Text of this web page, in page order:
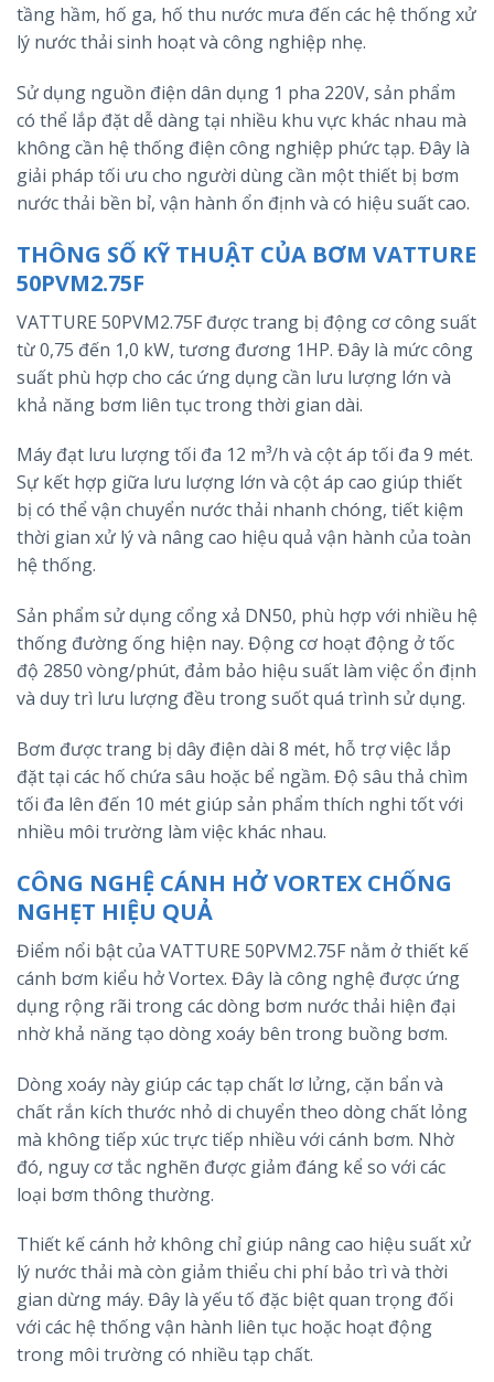
tầng hầm, hố ga, hố thu nước mưa đến các hệ thống xử
lý nước thải sinh hoạt và công nghiệp nhẹ.
Sử dụng nguồn điện dân dụng 1 pha 220V, sản phẩm
có thể lắp đặt dễ dàng tại nhiều khu vực khác nhau mà
không cần hệ thống điện công nghiệp phức tạp. Đây là
giải pháp tối ưu cho người dùng cần một thiết bị bơm
nước thải bền bỉ, vận hành ổn định và có hiệu suất cao.
THÔNG SỐ KỸ THUẬT CỦA BƠM VATTURE
50PVM2.75F
VATTURE 50PVM2.75F được trang bị động cơ công suất
từ 0,75 đến 1,0 kW, tương đương 1HP. Đây là mức công
suất phù hợp cho các ứng dụng cần lưu lượng lớn và
khả năng bơm liên tục trong thời gian dài.
Máy đạt lưu lượng tối đa 12 m³/h và cột áp tối đa 9 mét.
Sự kết hợp giữa lưu lượng lớn và cột áp cao giúp thiết
bị có thể vận chuyển nước thải nhanh chóng, tiết kiệm
thời gian xử lý và nâng cao hiệu quả vận hành của toàn
hệ thống.
Sản phẩm sử dụng cổng xả DN50, phù hợp với nhiều hệ
thống đường ống hiện nay. Động cơ hoạt động ở tốc
độ 2850 vòng/phút, đảm bảo hiệu suất làm việc ổn định
và duy trì lưu lượng đều trong suốt quá trình sử dụng.
Bơm được trang bị dây điện dài 8 mét, hỗ trợ việc lắp
đặt tại các hố chứa sâu hoặc bể ngầm. Độ sâu thả chìm
tối đa lên đến 10 mét giúp sản phẩm thích nghi tốt với
nhiều môi trường làm việc khác nhau.
CÔNG NGHỆ CÁNH HỞ VORTEX CHỐNG
NGHẸT HIỆU QUẢ
Điểm nổi bật của VATTURE 50PVM2.75F nằm ở thiết kế
cánh bơm kiểu hở Vortex. Đây là công nghệ được ứng
dụng rộng rãi trong các dòng bơm nước thải hiện đại
nhờ khả năng tạo dòng xoáy bên trong buồng bơm.
Dòng xoáy này giúp các tạp chất lơ lửng, cặn bẩn và
chất rắn kích thước nhỏ di chuyển theo dòng chất lỏng
mà không tiếp xúc trực tiếp nhiều với cánh bơm. Nhờ
đó, nguy cơ tắc nghẽn được giảm đáng kể so với các
loại bơm thông thường.
Thiết kế cánh hở không chỉ giúp nâng cao hiệu suất xử
lý nước thải mà còn giảm thiểu chi phí bảo trì và thời
gian dừng máy. Đây là yếu tố đặc biệt quan trọng đối
với các hệ thống vận hành liên tục hoặc hoạt động
trong môi trường có nhiều tạp chất.